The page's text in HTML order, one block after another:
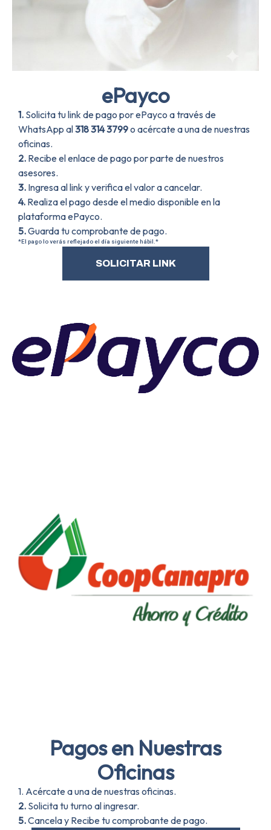
ePayco
1. Solicita tu link de pago por ePayco a través de
WhatsApp al318 314 3799o acércate a una de nuestras
oficinas.
2. Recibe el enlace de pago por parte de nuestros
asesores.
3. Ingresa al link y verifica el valor a cancelar.
4. Realiza el pago desde el medio disponible en la
plataforma ePayco.
5.Guarda tu comprobante de pago.
*El pago lo verás reflejado el día siguiente hábil.*
SOLICITAR LINK
Pagos en Nuestras
Oficinas
1. Acércate a una de nuestras oficinas.
2. Solicita tu turno al ingresar.
5.Cancela y Recibe tu comprobante de pago.